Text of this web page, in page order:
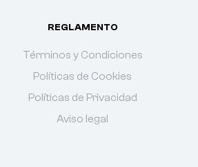
REGLAMENTO
Términos y Condiciones
Políticas de Cookies
Políticas de Privacidad
Aviso legal